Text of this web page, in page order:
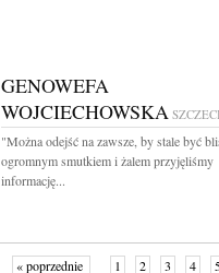
GENOWEFA
WOJCIECHOWSKA
"Można odejść na zawsze, by stale być
ogromnym smutkiem i żalem przyjęliśmy
informację...
« poprzednie 1 2 3 4